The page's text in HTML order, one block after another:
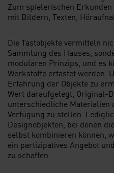
Zum spielerischen
mit Bildern, Texten,
Die Tastobjekte vermitteln
Sammlung des Hauses,
modularen Prinzips, und es
Werkstoffe ertastet werden.
Erfahrung der Objekte zu
Wert daraufgelegt, Original-
unterschiedliche Materialien
Verfügung zu stellen.
Designobjekten, bei denen
selbst kombinieren können,
ein partizipatives Angebot
zu schaffen.